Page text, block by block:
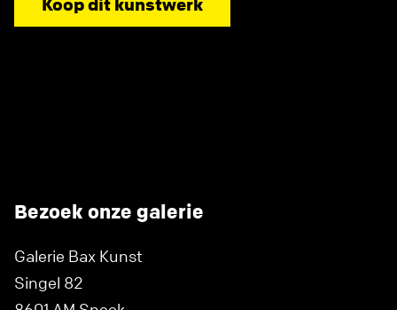
Bezoek onze galerie
Galerie Bax Kunst
Singel 82